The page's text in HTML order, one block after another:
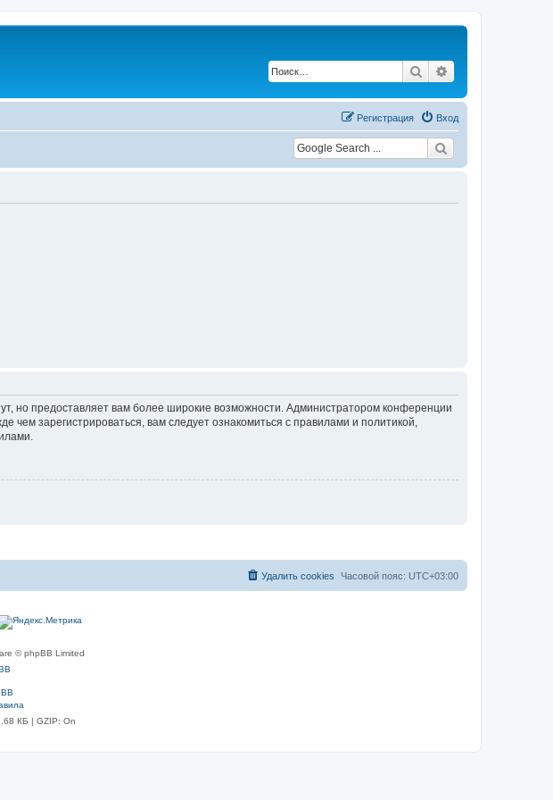
Поиск
Вход
Регистрация
но предоставляет вам более широкие возможности. Администратором конференции
зарегистрироваться, вам следует ознакомиться с правилами и политикой,
Часовой пояс: UTC+03:00
Удалить cookies
© phpBB Limited
КБ | GZIP: On